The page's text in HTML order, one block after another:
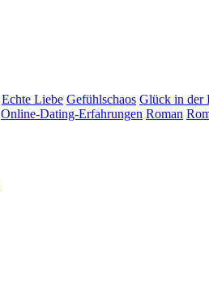
Echte Liebe Gefühlschaos Glück in der
Online-Dating-Erfahrungen Roman